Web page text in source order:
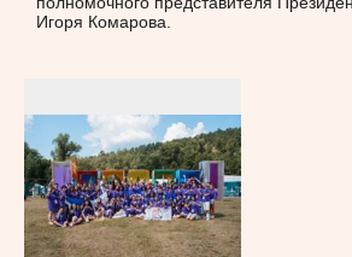
Игоря Комарова.